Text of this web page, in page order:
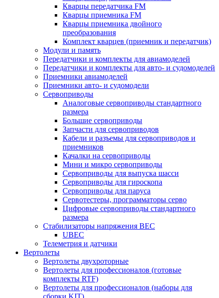
Кварцы передатчика FM
Кварцы приемника FM
Кварцы приемника двойного
преобразования
Комплект кварцев (приемник и передатчик)
Модули и память
Передатчики и комплекты для авиамоделей
Передатчики и комплекты для авто- и судомоделей
Приемники авиамоделей
Приемники авто- и судомодели
Сервоприводы
Аналоговые сервоприводы стандартного
размера
Большие сервоприводы
Запчасти для сервоприводов
Кабели и разъемы для сервоприводов и
приемников
Качалки на сервоприводы
Мини и микро сервоприводы
Сервоприводы для выпуска шасси
Сервоприводы для гироскопа
Сервоприводы для паруса
Сервотестеры, программаторы серво
Цифровые сервоприводы стандартного
размера
Стабилизаторы напряжения BEC
UBEC
Телеметрия и датчики
Вертолеты
Вертолеты двухроторные
Вертолеты для профессионалов (готовые
комплекты RTF)
Вертолеты для профессионалов (наборы для
сборки KIT)